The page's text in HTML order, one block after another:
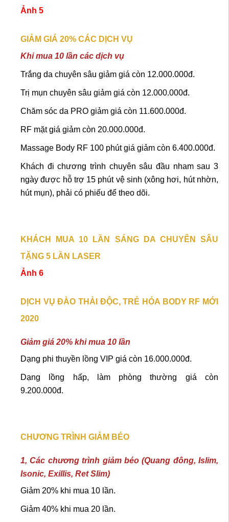
Ảnh 5
GIẢM GIÁ 20% CÁC DỊCH VỤ
Khi mua 10 lần các dịch vụ
Trắng da chuyên sâu giảm giá còn 12.000.000đ.
Trị mụn chuyên sâu giảm giá còn 12.000.000đ.
Chăm sóc da PRO giảm giá còn 11.600.000đ.
RF mặt giá giảm còn 20.000.000đ.
Massage Body RF 100 phút giá giảm còn 6.400.000đ.
Khách đi chương trình chuyên sâu đầu nham sau 3
ngày được hỗ trợ 15 phút vệ sinh (xông hơi, hút nhờn,
hút mụn), phải có phiếu để theo dõi.
KHÁCH MUA 10 LẦN SÁNG DA CHUYÊN SÂU
TẶNG 5 LẦN LASER
Ảnh 6
DỊCH VỤ ĐÀO THẢI ĐỘC, TRẺ HÓA BODY RF MỚI
2020
Giảm giá 20% khi mua 10 lần
Dạng phi thuyền lồng VIP giá còn 16.000.000đ.
Dạng lồng hấp, làm phòng thường giá còn
9.200.000đ.
CHƯƠNG TRÌNH GIẢM BÉO
1, Các chương trình giảm béo (Quang đông, Islim,
Isonic, Exillis, Ret Slim)
Giảm 20% khi mua 10 lần.
Giảm 40% khi mua 20 lần.